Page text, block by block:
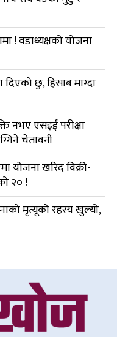
! वडाध्यक्षको योजना
छु, हिसाब माग्दा
नभए एसइई परीक्षा
चेतावनी
योजना खरिद विक्री-
२० !
मृत्यूको रहस्य खुल्यो,